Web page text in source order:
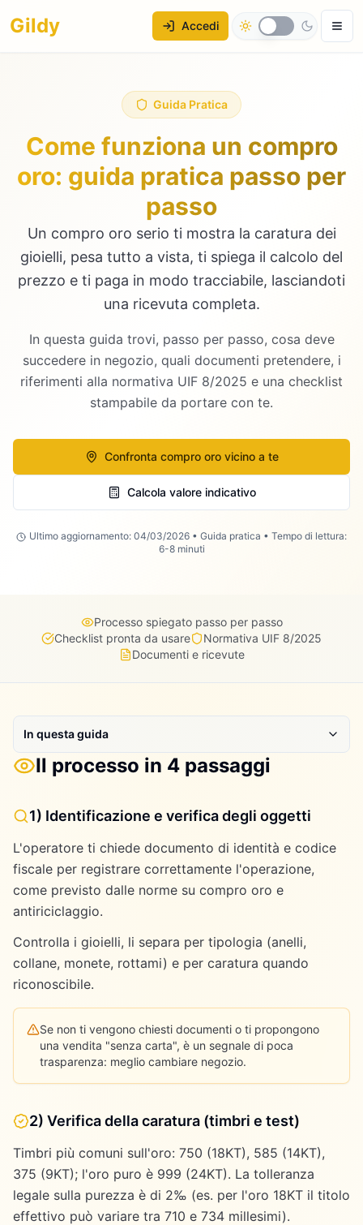
Gildy Accedi
Guida Pratica
Come funziona un compro
oro: guida pratica passo per
passo
Un compro oro serio ti mostra la caratura dei
gioielli, pesa tutto a vista, ti spiega il calcolo del
prezzo e ti paga in modo tracciabile, lasciandoti
una ricevuta completa.
In questa guida trovi, passo per passo, cosa deve
succedere in negozio, quali documenti pretendere, i
riferimenti alla normativa UIF 8/2025 e una checklist
stampabile da portare con te.
Confronta compro oro vicino a te
Calcola valore indicativo
Ultimo aggiornamento: 04/03/2026 • Guida pratica • Tempo di lettura:
6-8 minuti
Processo spiegato passo per passo
Checklist pronta da usare
Normativa UIF 8/2025
Documenti e ricevute
In questa guida
Il processo in 4 passaggi
1) Identificazione e verifica degli oggetti
L'operatore ti chiede documento di identità e codice
fiscale per registrare correttamente l'operazione,
come previsto dalle norme su compro oro e
antiriciclaggio.
Controlla i gioielli, li separa per tipologia (anelli,
collane, monete, rottami) e per caratura quando
riconoscibile.
Se non ti vengono chiesti documenti o ti propongono
una vendita "senza carta", è un segnale di poca
trasparenza: meglio cambiare negozio.
2) Verifica della caratura (timbri e test)
Timbri più comuni sull'oro: 750 (18KT), 585 (14KT),
375 (9KT); l'oro puro è 999 (24KT). La tolleranza
legale sulla purezza è di 2‰ (es. per l'oro 18KT il titolo
effettivo può variare tra 710 e 734 millesimi).